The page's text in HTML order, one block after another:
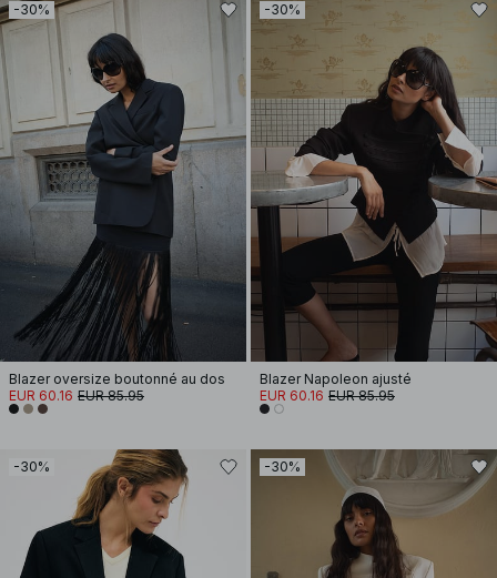
-30%
Blazer oversize boutonné au dos
EUR 60.16 EUR 85.95
-30%
Blazer Napoleon ajusté
EUR 60.16 EUR 85.95
-30% -30%